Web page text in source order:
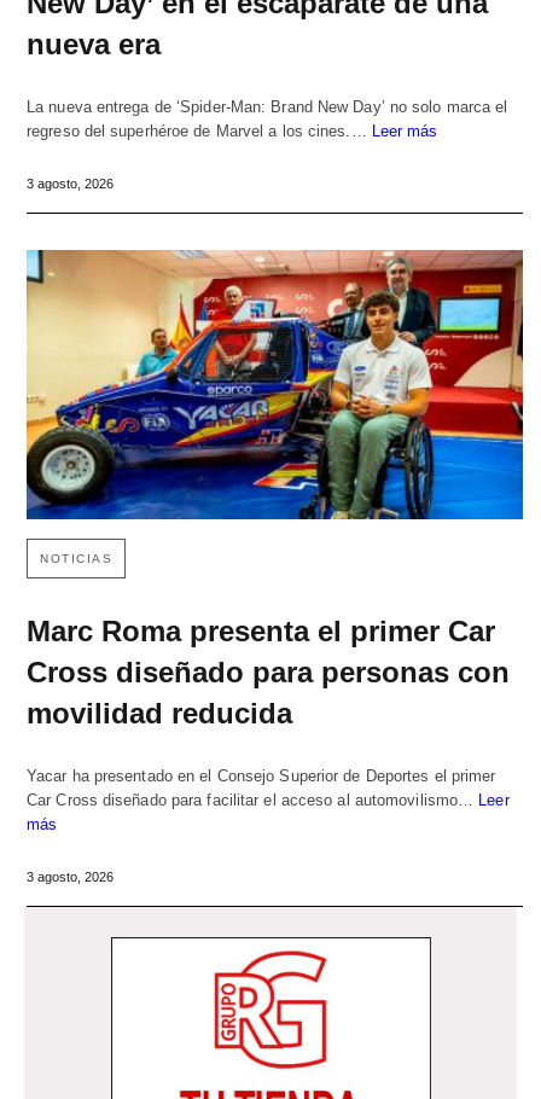
nueva era
La nueva entrega de ‘Spider-Man: Brand New Day’ no solo marca el
regreso del superhéroe de Marvel a los cines.…
Leer más
3 agosto, 2026
NOTICIAS
Marc Roma presenta el primer Car
Cross diseñado para personas con
movilidad reducida
Yacar ha presentado en el Consejo Superior de Deportes el primer
Car Cross diseñado para facilitar el acceso al automovilismo… Leer
más
3 agosto, 2026